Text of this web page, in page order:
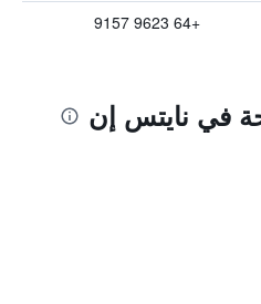
+64 9623 9157
في نايتس إن